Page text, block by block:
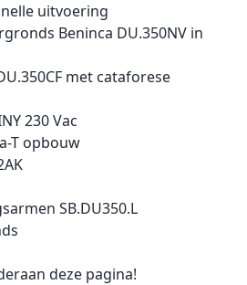
uitvoering
Beninca DU.350NV in
met cataforese
230 Vac
T opbouw
SB.DU350.L
deze pagina!